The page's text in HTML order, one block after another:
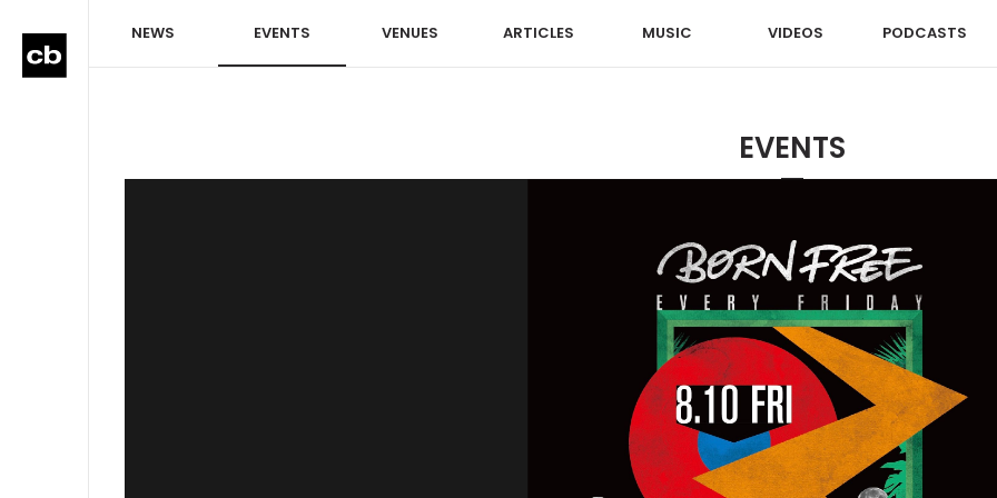
NEWS EVENTS VENUES ARTICLES MUSIC VIDEOS PODCASTS
EVENTS